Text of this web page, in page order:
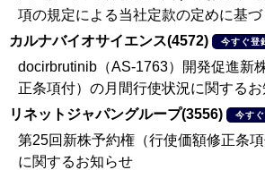
項の規定による当社定款の定めに基づ
カルナバイオサイエンス(4572)
今すぐ登
docirbrutinib（AS-1763）開発促進新
正条項付）の月間行使状況に関する
リネットジャパングループ(3556)
今す
第25回新株予約権（行使価額修正条
に関するお知らせ